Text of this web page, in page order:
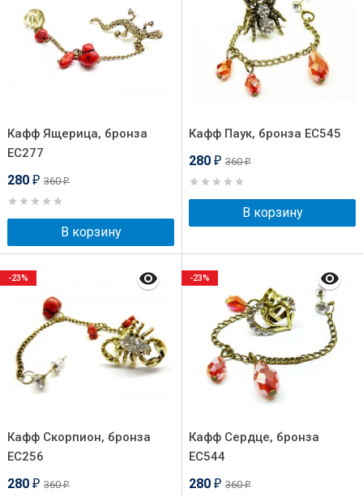
Кафф Ящерица, бронза
EC277
280 ₽ 360₽
В корзину
Кафф Паук, бронза EC545
280 ₽ 360₽
В корзину
Кафф Скорпион, бронза
EC256
280 ₽ 360₽
-23%
Кафф Сердце, бронза
EC544
280 ₽ 360₽
-23%